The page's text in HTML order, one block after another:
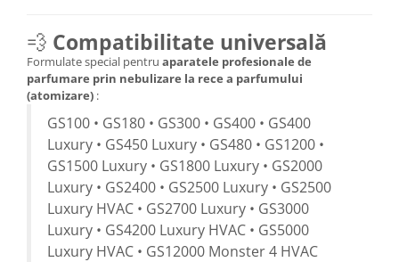
💨 Compatibilitate universală
Formulate special pentru aparatele profesionale de
parfumare prin nebulizare la rece a parfumului
(atomizare) :
GS100 • GS180 • GS300 • GS400 • GS400
Luxury • GS450 Luxury • GS480 • GS1200 •
GS1500 Luxury • GS1800 Luxury • GS2000
Luxury • GS2400 • GS2500 Luxury • GS2500
Luxury HVAC • GS2700 Luxury • GS3000
Luxury • GS4200 Luxury HVAC • GS5000
Luxury HVAC • GS12000 Monster 4 HVAC